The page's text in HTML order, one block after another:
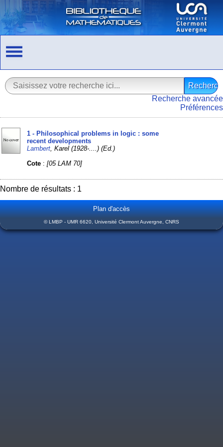
Recherche avancée
Préférences
1 - Philosophical problems in logic : some
recent developments
Lambert , Karel (1928-....) (Ed.)
Cote :[05 LAM 70]
Nombre de résultats : 1
Plan d'accès
© LMBP - UMR 6620, Université Clermont Auvergne, CNRS